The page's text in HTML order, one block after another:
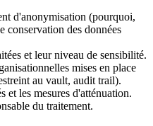
d'anonymisation (pourquoi,
conservation des données
et leur niveau de sensibilité.
mises en place
au vault, audit trail).
et les mesures d'atténuation.
du traitement.